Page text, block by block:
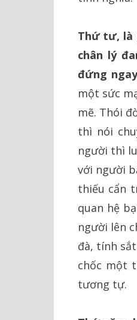
Thứ tư, là
chân lý
đứng
một sức
mẽ. Thói
thì nói
người thì
với người
thiếu cẩn
quan hệ
người lên
đà, tính
chốc một
tương tự.